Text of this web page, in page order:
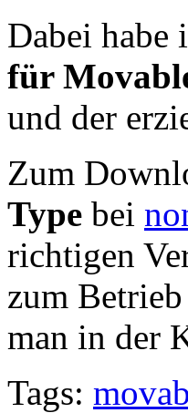
Dabei habe
für
und der
Zum
Type bei
richtigen
zum
man in der
Tags: